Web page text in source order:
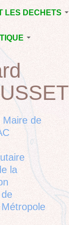
LES DECHETS
D’EAU,
DES
L'EAU,
À
PETITES
Maire de
la